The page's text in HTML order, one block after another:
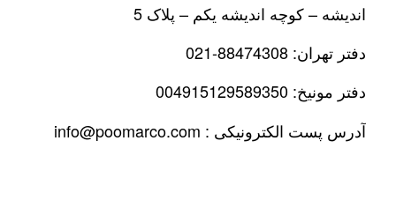
اندیشه – کوچه اندیشه یکم – پلاک 5
دفتر تهران: 88474308-021
دفتر مونیخ: 004915129589350
آدرس پست الکترونیکی : info@poomarco.com